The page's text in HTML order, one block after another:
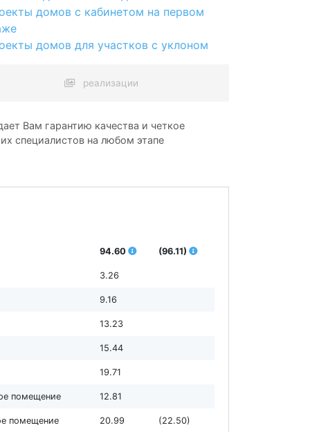
домов с кабинетом на первом
домов для участков с уклоном
реализации
Вам гарантию качества и четкое
специалистов на любом этапе
94.60 (96.11)
3.26
9.16
13.23
15.44
19.71
помещение 12.81
помещение 20.99 (22.50)